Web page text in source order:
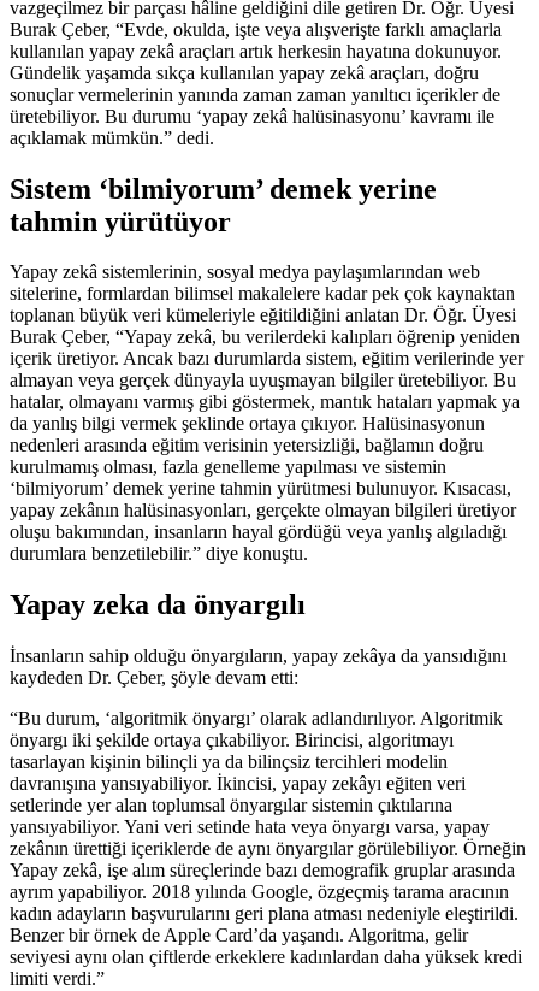
vazgeçilmez bir parçası hâline geldiğini dile getiren Dr. Öğr. Üyesi
Burak Çeber, “Evde, okulda, işte veya alışverişte farklı amaçlarla
kullanılan yapay zekâ araçları artık herkesin hayatına dokunuyor.
Gündelik yaşamda sıkça kullanılan yapay zekâ araçları, doğru
sonuçlar vermelerinin yanında zaman zaman yanıltıcı içerikler de
üretebiliyor. Bu durumu ‘yapay zekâ halüsinasyonu’ kavramı ile
açıklamak mümkün.” dedi.
Sistem ‘bilmiyorum’ demek yerine
tahmin yürütüyor
Yapay zekâ sistemlerinin, sosyal medya paylaşımlarından web
sitelerine, formlardan bilimsel makalelere kadar pek çok kaynaktan
toplanan büyük veri kümeleriyle eğitildiğini anlatan Dr. Öğr. Üyesi
Burak Çeber, “Yapay zekâ, bu verilerdeki kalıpları öğrenip yeniden
içerik üretiyor. Ancak bazı durumlarda sistem, eğitim verilerinde yer
almayan veya gerçek dünyayla uyuşmayan bilgiler üretebiliyor. Bu
hatalar, olmayanı varmış gibi göstermek, mantık hataları yapmak ya
da yanlış bilgi vermek şeklinde ortaya çıkıyor. Halüsinasyonun
nedenleri arasında eğitim verisinin yetersizliği, bağlamın doğru
kurulmamış olması, fazla genelleme yapılması ve sistemin
‘bilmiyorum’ demek yerine tahmin yürütmesi bulunuyor. Kısacası,
yapay zekânın halüsinasyonları, gerçekte olmayan bilgileri üretiyor
oluşu bakımından, insanların hayal gördüğü veya yanlış algıladığı
durumlara benzetilebilir.” diye konuştu.
Yapay zeka da önyargılı
İnsanların sahip olduğu önyargıların, yapay zekâya da yansıdığını
kaydeden Dr. Çeber, şöyle devam etti:
“Bu durum, ‘algoritmik önyargı’ olarak adlandırılıyor. Algoritmik
önyargı iki şekilde ortaya çıkabiliyor. Birincisi, algoritmayı
tasarlayan kişinin bilinçli ya da bilinçsiz tercihleri modelin
davranışına yansıyabiliyor. İkincisi, yapay zekâyı eğiten veri
setlerinde yer alan toplumsal önyargılar sistemin çıktılarına
yansıyabiliyor. Yani veri setinde hata veya önyargı varsa, yapay
zekânın ürettiği içeriklerde de aynı önyargılar görülebiliyor. Örneğin
Yapay zekâ, işe alım süreçlerinde bazı demografik gruplar arasında
ayrım yapabiliyor. 2018 yılında Google, özgeçmiş tarama aracının
kadın adayların başvurularını geri plana atması nedeniyle eleştirildi.
Benzer bir örnek de Apple Card’da yaşandı. Algoritma, gelir
seviyesi aynı olan çiftlerde erkeklere kadınlardan daha yüksek kredi
limiti verdi.”